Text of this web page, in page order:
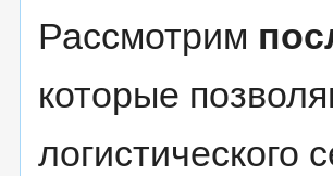
Рассмотрим
которые
логистического